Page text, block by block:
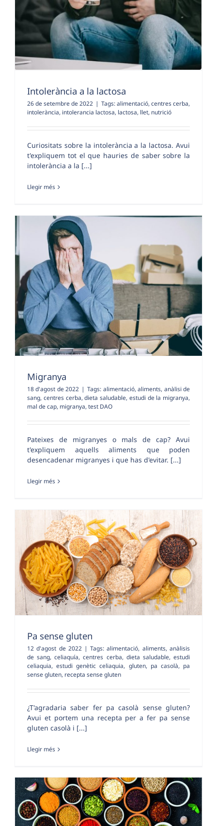
Intolerància a la lactosa
26 de setembre de 2022 | Tags:alimentació, centres cerba,
intolerància, intolerancia lactosa, lactosa, llet, nutrició
Curiositats sobre la intolerància a la lactosa. Avui
t'expliquem tot el que hauries de saber sobre la
intolerància a la [...]
Llegir més
Migranya
18 d'agost de 2022 | Tags: alimentació,aliments, anàlisi de
sang, centres cerba,dieta saludable, estudi de la migranya,
mal de cap, migranya, test DAO
Pateixes de migranyes o mals de cap? Avui
t'expliquem aquells aliments que poden
desencadenar migranyes i que has d'evitar. [...]
Llegir més
Pa sense gluten
12 d'agost de 2022 | Tags:alimentació, aliments,anàlisis
de sang,celiaquía,centres cerba, dieta saludable,estudi
celiaquia,estudi genètic celiaquia, gluten, pa casolà, pa
sense gluten, recepta sense gluten
¿T'agradaria saber fer pa casolà sense gluten?
Avui et portem una recepta per a fer pa sense
gluten casolà i [...]
Llegir més